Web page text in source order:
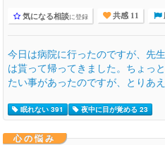
気になる相談に登録 共感 11
今日は病院に行ったのですが、先
は貰って帰ってきました。ちょっ
たい事があったのですが、とりあ
眠れない 391 夜中に目が覚める 23
心の悩み